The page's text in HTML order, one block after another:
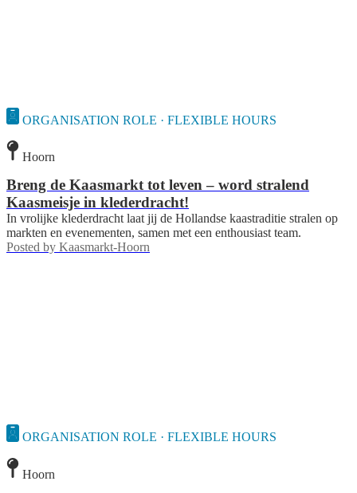
ORGANISATION ROLE · FLEXIBLE HOURS
Hoorn
Breng de Kaasmarkt tot leven – word stralend
Kaasmeisje in klederdracht!
In vrolijke klederdracht laat jij de Hollandse kaas­traditie stralen op
markten en evenementen, samen met een enthousiast team.
Posted by Kaasmarkt-Hoorn
ORGANISATION ROLE · FLEXIBLE HOURS
Hoorn